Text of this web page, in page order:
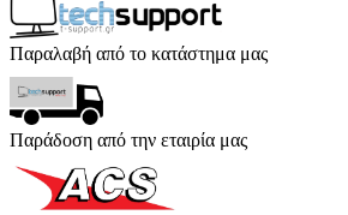
Παραλαβή από το κατάστημα μας
Παράδοση από την εταιρία μας